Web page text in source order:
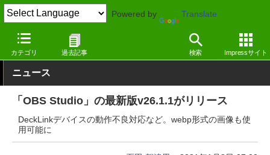
Powered by Translate
カテゴリ 過去記事 検索 Impressサイト
窓の杜 画像・映像・音楽 Windows
ニュース
「OBS Studio」の最新版v26.1.1がリリース
DeckLinkデバイスの動作不良対応など。webp形式の画像も使
用可能に